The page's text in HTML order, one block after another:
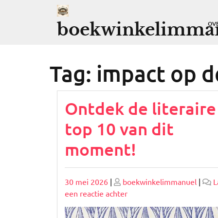
Tag: impact op
Ontdek de literaire
top 10 van dit
moment!
Geplaatst
op
30 mei 2026 | Geplaatst
op
boekwinkelimmanuel |
een reactie achterop
Ontdek
de